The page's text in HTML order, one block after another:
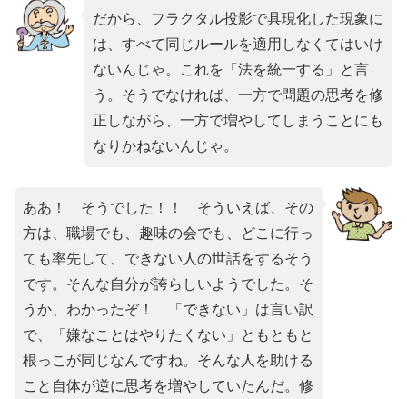
だから、フラクタル投影で具現化した現象に
は、すべて同じルールを適用しなくてはいけ
ないんじゃ。これを「法を統一する」と言
う。そうでなければ、一方で問題の思考を修
正しながら、一方で増やしてしまうことにも
なりかねないんじゃ。
ああ！ そうでした！！ そういえば、その
方は、職場でも、趣味の会でも、どこに行っ
ても率先して、できない人の世話をするそう
です。そんな自分が誇らしいようでした。そ
うか、わかったぞ！ 「できない」は言い訳
で、「嫌なことはやりたくない」ともともと
根っこが同じなんですね。そんな人を助ける
こと自体が逆に思考を増やしていたんだ。修